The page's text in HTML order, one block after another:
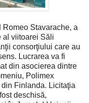
Stavarache, a
al viitoarei Săli
consorţiului care au
Lucrarea va fi
din asocierea dintre
Polimex
Finlanda. Licitaţia
deschisă,